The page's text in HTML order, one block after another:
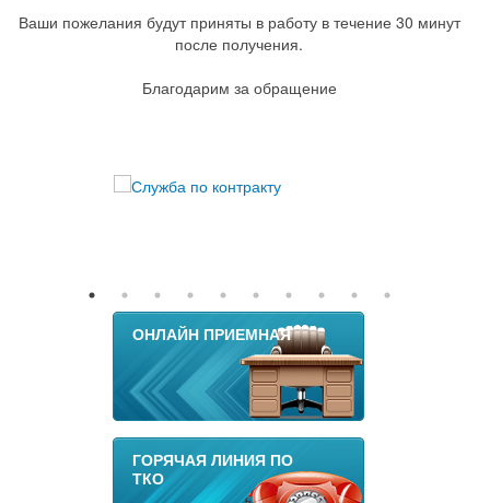
Ваши пожелания будут приняты в работу в течение 30 минут
после получения.
Благодарим за обращение
ОНЛАЙН ПРИЕМНАЯ
ГОРЯЧАЯ ЛИНИЯ ПО
ТКО